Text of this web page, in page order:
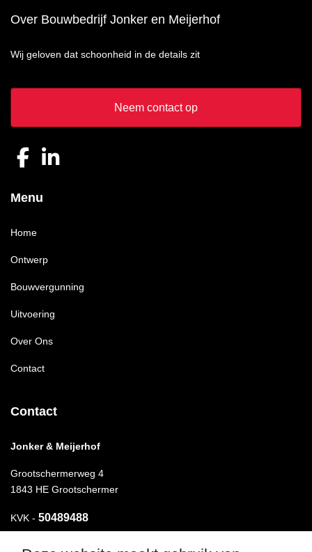
Over Bouwbedrijf Jonker en Meijerhof
Wij geloven dat schoonheid in de details zit
Neem contact op
Menu
Home
Ontwerp
Bouwvergunning
Uitvoering
Over Ons
Contact
Contact
Jonker & Meijerhof
Grootschermerweg 4
1843 HE Grootschermer
KVK - 50489488